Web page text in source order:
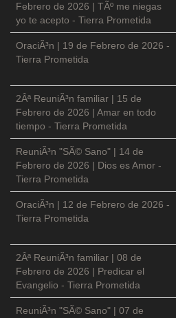
Febrero de 2026 | TÃº me niegas
yo te acepto - Tierra Prometida
OraciÃ³n | 19 de Febrero de 2026 -
Tierra Prometida
2Âª ReuniÃ³n familiar | 15 de
Febrero de 2026 | Amar en todo
tiempo - Tierra Prometida
ReuniÃ³n "SÃ© Sano" | 14 de
Febrero de 2026 | Dios es Amor -
Tierra Prometida
OraciÃ³n | 12 de Febrero de 2026 -
Tierra Prometida
2Âª ReuniÃ³n familiar | 08 de
Febrero de 2026 | Predicar el
Evangelio - Tierra Prometida
ReuniÃ³n "SÃ© Sano" | 07 de